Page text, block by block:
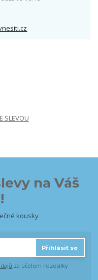
SLEVOU
na Váš
kousky
Přihlásit se
za účelem rozesílky